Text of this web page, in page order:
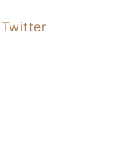
Twitter